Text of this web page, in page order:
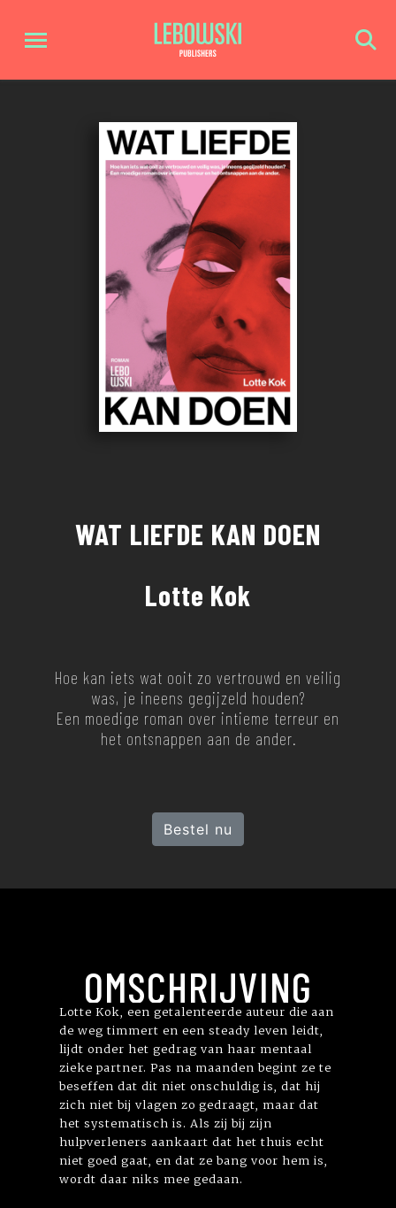
WAT LIEFDE KAN DOEN
Lotte Kok
Hoe kan iets wat ooit zo vertrouwd en veilig
was, je ineens gegijzeld houden?
Een moedige roman over intieme terreur en
het ontsnappen aan de ander.
Bestel nu
OMSCHRIJVING
Lotte Kok, een getalenteerde auteur die aan
de weg timmert en een steady leven leidt,
lijdt onder het gedrag van haar mentaal
zieke partner. Pas na maanden begint ze te
beseffen dat dit niet onschuldig is, dat hij
zich niet bij vlagen zo gedraagt, maar dat
het systematisch is. Als zij bij zijn
hulpverleners aankaart dat het thuis echt
niet goed gaat, en dat ze bang voor hem is,
wordt daar niks mee gedaan.